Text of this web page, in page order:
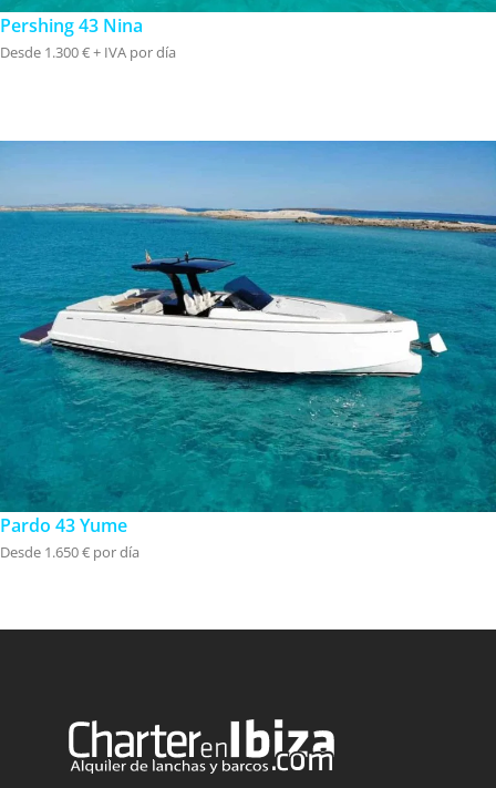
Pershing 43 Nina
Desde 1.300 € + IVA por día
Pardo 43 Yume
Desde 1.650 € por día